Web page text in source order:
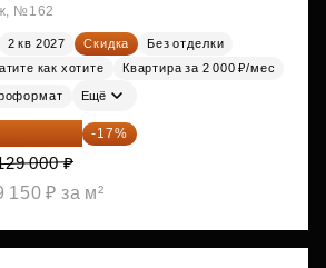
№162
2 кв 2027 Скидка
Без отделки
как хотите
Квартира за 2 000 ₽/мес
Ещё
197 070 ₽ -17%
000 ₽
150 ₽ за м²